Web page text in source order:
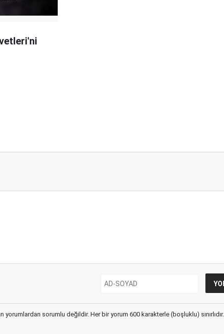
sorumlu değildir. Her bir yorum 600 karakterle (boşluklu) sınırlıdır.